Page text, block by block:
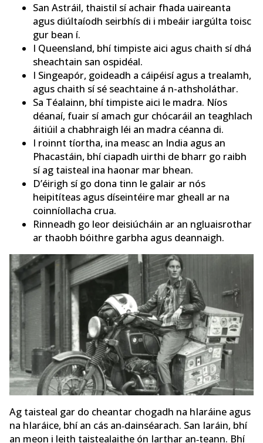
San Astráil, thaistil sí achair fhada uaireanta
agus diúltaíodh seirbhís di i mbeáir iargúlta toisc
gur bean í.
I Queensland, bhí timpiste aici agus chaith sí dhá
sheachtain san ospidéal.
I Singeapór, goideadh a cáipéisí agus a trealamh,
agus chaith sí sé seachtaine á n-athsholáthar.
Sa Téalainn, bhí timpiste aici le madra. Níos
déanaí, fuair sí amach gur chócaráil an teaghlach
áitiúil a chabhraigh léi an madra céanna di.
I roinnt tíortha, ina measc an India agus an
Phacastáin, bhí ciapadh uirthi de bharr go raibh
sí ag taisteal ina haonar mar bhean.
D’éirigh sí go dona tinn le galair ar nós
heipitíteas agus díseintéire mar gheall ar na
coinníollacha crua.
Rinneadh go leor deisiúcháin ar an ngluaisrothar
ar thaobh bóithre garbha agus deannaigh.
Ag taisteal gar do cheantar chogadh na hIaráine agus
na hIaráice, bhí an cás an‑dainséarach. San Iaráin, bhí
an meon i leith taistealaithe ón Iarthar an‑teann. Bhí